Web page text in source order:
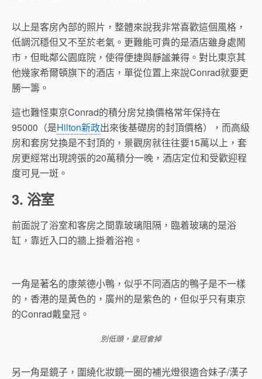
以上是客房內部的照片，整體來說我非常喜歡這個風格，
低調沉穩但又不至於老氣。更難能可貴的是酒店雖身處鬧
市，但毗鄰公園庭院，使得便捷與靜謐兼得。對比東京其
他幾家希爾頓旗下的酒店，單從位置上來說Conrad就要更
勝一籌。
這也難怪東京Conrad的積分房兌換價格常年保持在
95000（是Hilton新政出來後基礎房的封頂價格），而高級
房和套房兌換是不封頂的，景觀房就往往要15萬以上，套
房更經常出現誇張的20萬積分一晚，酒店定位和受歡迎程
度可見一斑。
3. 浴室
前面說了浴室和客房之間靠玻璃阻隔，臨着玻璃的是浴
缸，靠近入口的牆上掛着浴袍。
一角是著名的康萊德小鴨，似乎不同酒店的鴨子是不一樣
的，香港的是黃色的，廣州的是紫色的，但似乎只有東京
的Conrad戴皇冠。
別低頭，皇冠會掉
另一角是鏡子，圍繞化妝鏡一圈的補光燈很適合妹子/漢子